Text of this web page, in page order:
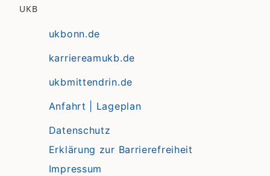
UKB
ukbonn.de
karriereamukb.de
ukbmittendrin.de
Anfahrt | Lageplan
Datenschutz
Erklärung zur Barrierefreiheit
Impressum